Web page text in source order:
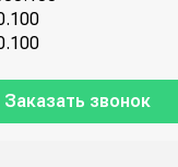
Заказать звонок